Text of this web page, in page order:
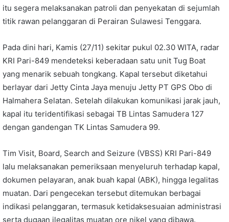
itu segera melaksanakan patroli dan penyekatan di sejumlah
titik rawan pelanggaran di Perairan Sulawesi Tenggara.
Pada dini hari, Kamis (27/11) sekitar pukul 02.30 WITA, radar
KRI Pari-849 mendeteksi keberadaan satu unit Tug Boat
yang menarik sebuah tongkang. Kapal tersebut diketahui
berlayar dari Jetty Cinta Jaya menuju Jetty PT GPS Obo di
Halmahera Selatan. Setelah dilakukan komunikasi jarak jauh,
kapal itu teridentifikasi sebagai TB Lintas Samudera 127
dengan gandengan TK Lintas Samudera 99.
Tim Visit, Board, Search and Seizure (VBSS) KRI Pari-849
lalu melaksanakan pemeriksaan menyeluruh terhadap kapal,
dokumen pelayaran, anak buah kapal (ABK), hingga legalitas
muatan. Dari pengecekan tersebut ditemukan berbagai
indikasi pelanggaran, termasuk ketidaksesuaian administrasi
serta dugaan ilegalitas muatan ore nikel yang dibawa.